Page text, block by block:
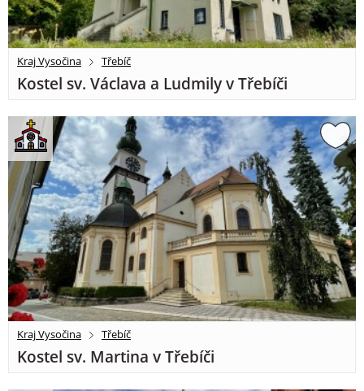
Kraj Vysočina Třebíč
Kostel sv. Václava a Ludmily v Třebíči
Kraj Vysočina Třebíč
Kostel sv. Martina v Třebíči